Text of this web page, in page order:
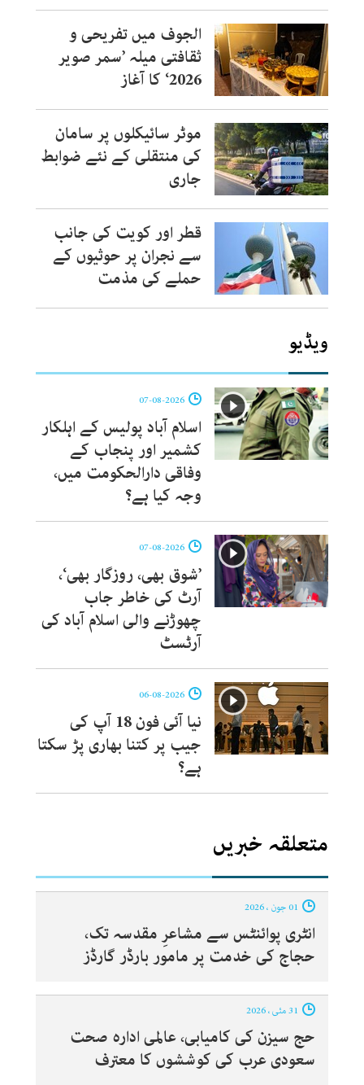
الجوف میں تفریحی و
ثقافتی میلہ ’سمر صویر
2026‘ کا آغاز
موٹر سائیکلوں پر سامان
کی منتقلی کے نئے ضوابط
جاری
قطر اور کویت کی جانب
سے نجران پر حوثیوں کے
حملے کی مذمت
ویڈیو
اسلام آباد پولیس کے اہلکار
کشمیر اور پنجاب کے
وفاقی دارالحکومت میں،
وجہ کیا ہے؟
’شوق بھی، روزگار بھی‘،
آرٹ کی خاطر جاب
چھوڑنے والی اسلام آباد کی
آرٹسٹ
نیا آئی فون 18 آپ کی
جیب پر کتنا بھاری پڑ سکتا
ہے؟
متعلقہ خبریں
انٹری پوائنٹس سے مشاعرِ مقدسہ تک،
حجاج کی خدمت پر مامور بارڈر گارڈز
حج سیزن کی کامیابی، عالمی ادارہ صحت
سعودی عرب کی کوششوں کا معترف